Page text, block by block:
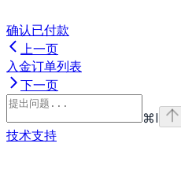
确认已付款
上一页
入金订单列表
下一页
⌘I
技术支持